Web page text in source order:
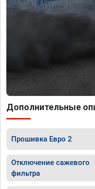
Дополнительные
Прошивка Евро 2
Отключение сажевого
фильтра